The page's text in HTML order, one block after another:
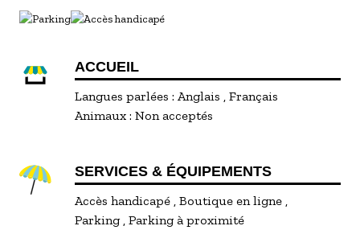
rendez-vous.
ACCUEIL
Langues parlées : Anglais
Français
Animaux : Non acceptés
SERVICES & ÉQUIPEMENTS
Accès handicapé Boutique en ligne
Parking Parking à proximité